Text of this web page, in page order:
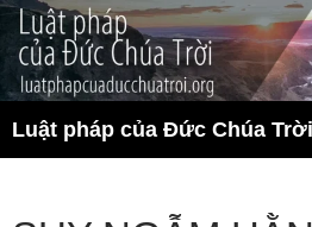
Chuyển
đến
nội
dung
Luật pháp của Đức Chúa Trời
kiếm